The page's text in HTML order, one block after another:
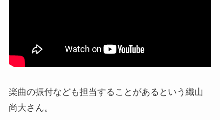
楽曲の振付なども担当することがあるという織山
尚大さん。